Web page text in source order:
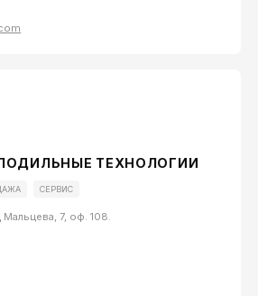
ТЕХНОЛОГИИ
СЕРВИС
7, оф. 108.